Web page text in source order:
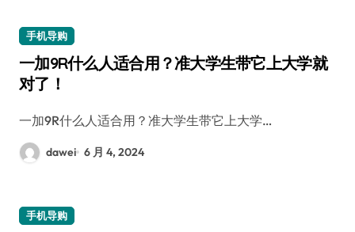
手机导购
一加9R什么人适合用？准大学生带它上大学就
对了！
一加9R什么人适合用？准大学生带它上大学…
dawei 6 月 4, 2024
手机导购